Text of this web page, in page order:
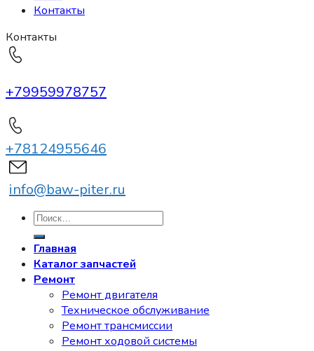
Контакты
Контакты
+79959978757
+78124955646
info@baw-piter.ru
Искать:
Главная
Каталог запчастей
Ремонт
Ремонт двигателя
Техническое обслуживание
Ремонт трансмиссии
Ремонт ходовой системы